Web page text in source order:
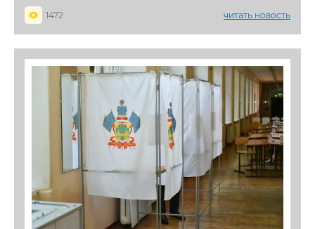
1472
читать новость